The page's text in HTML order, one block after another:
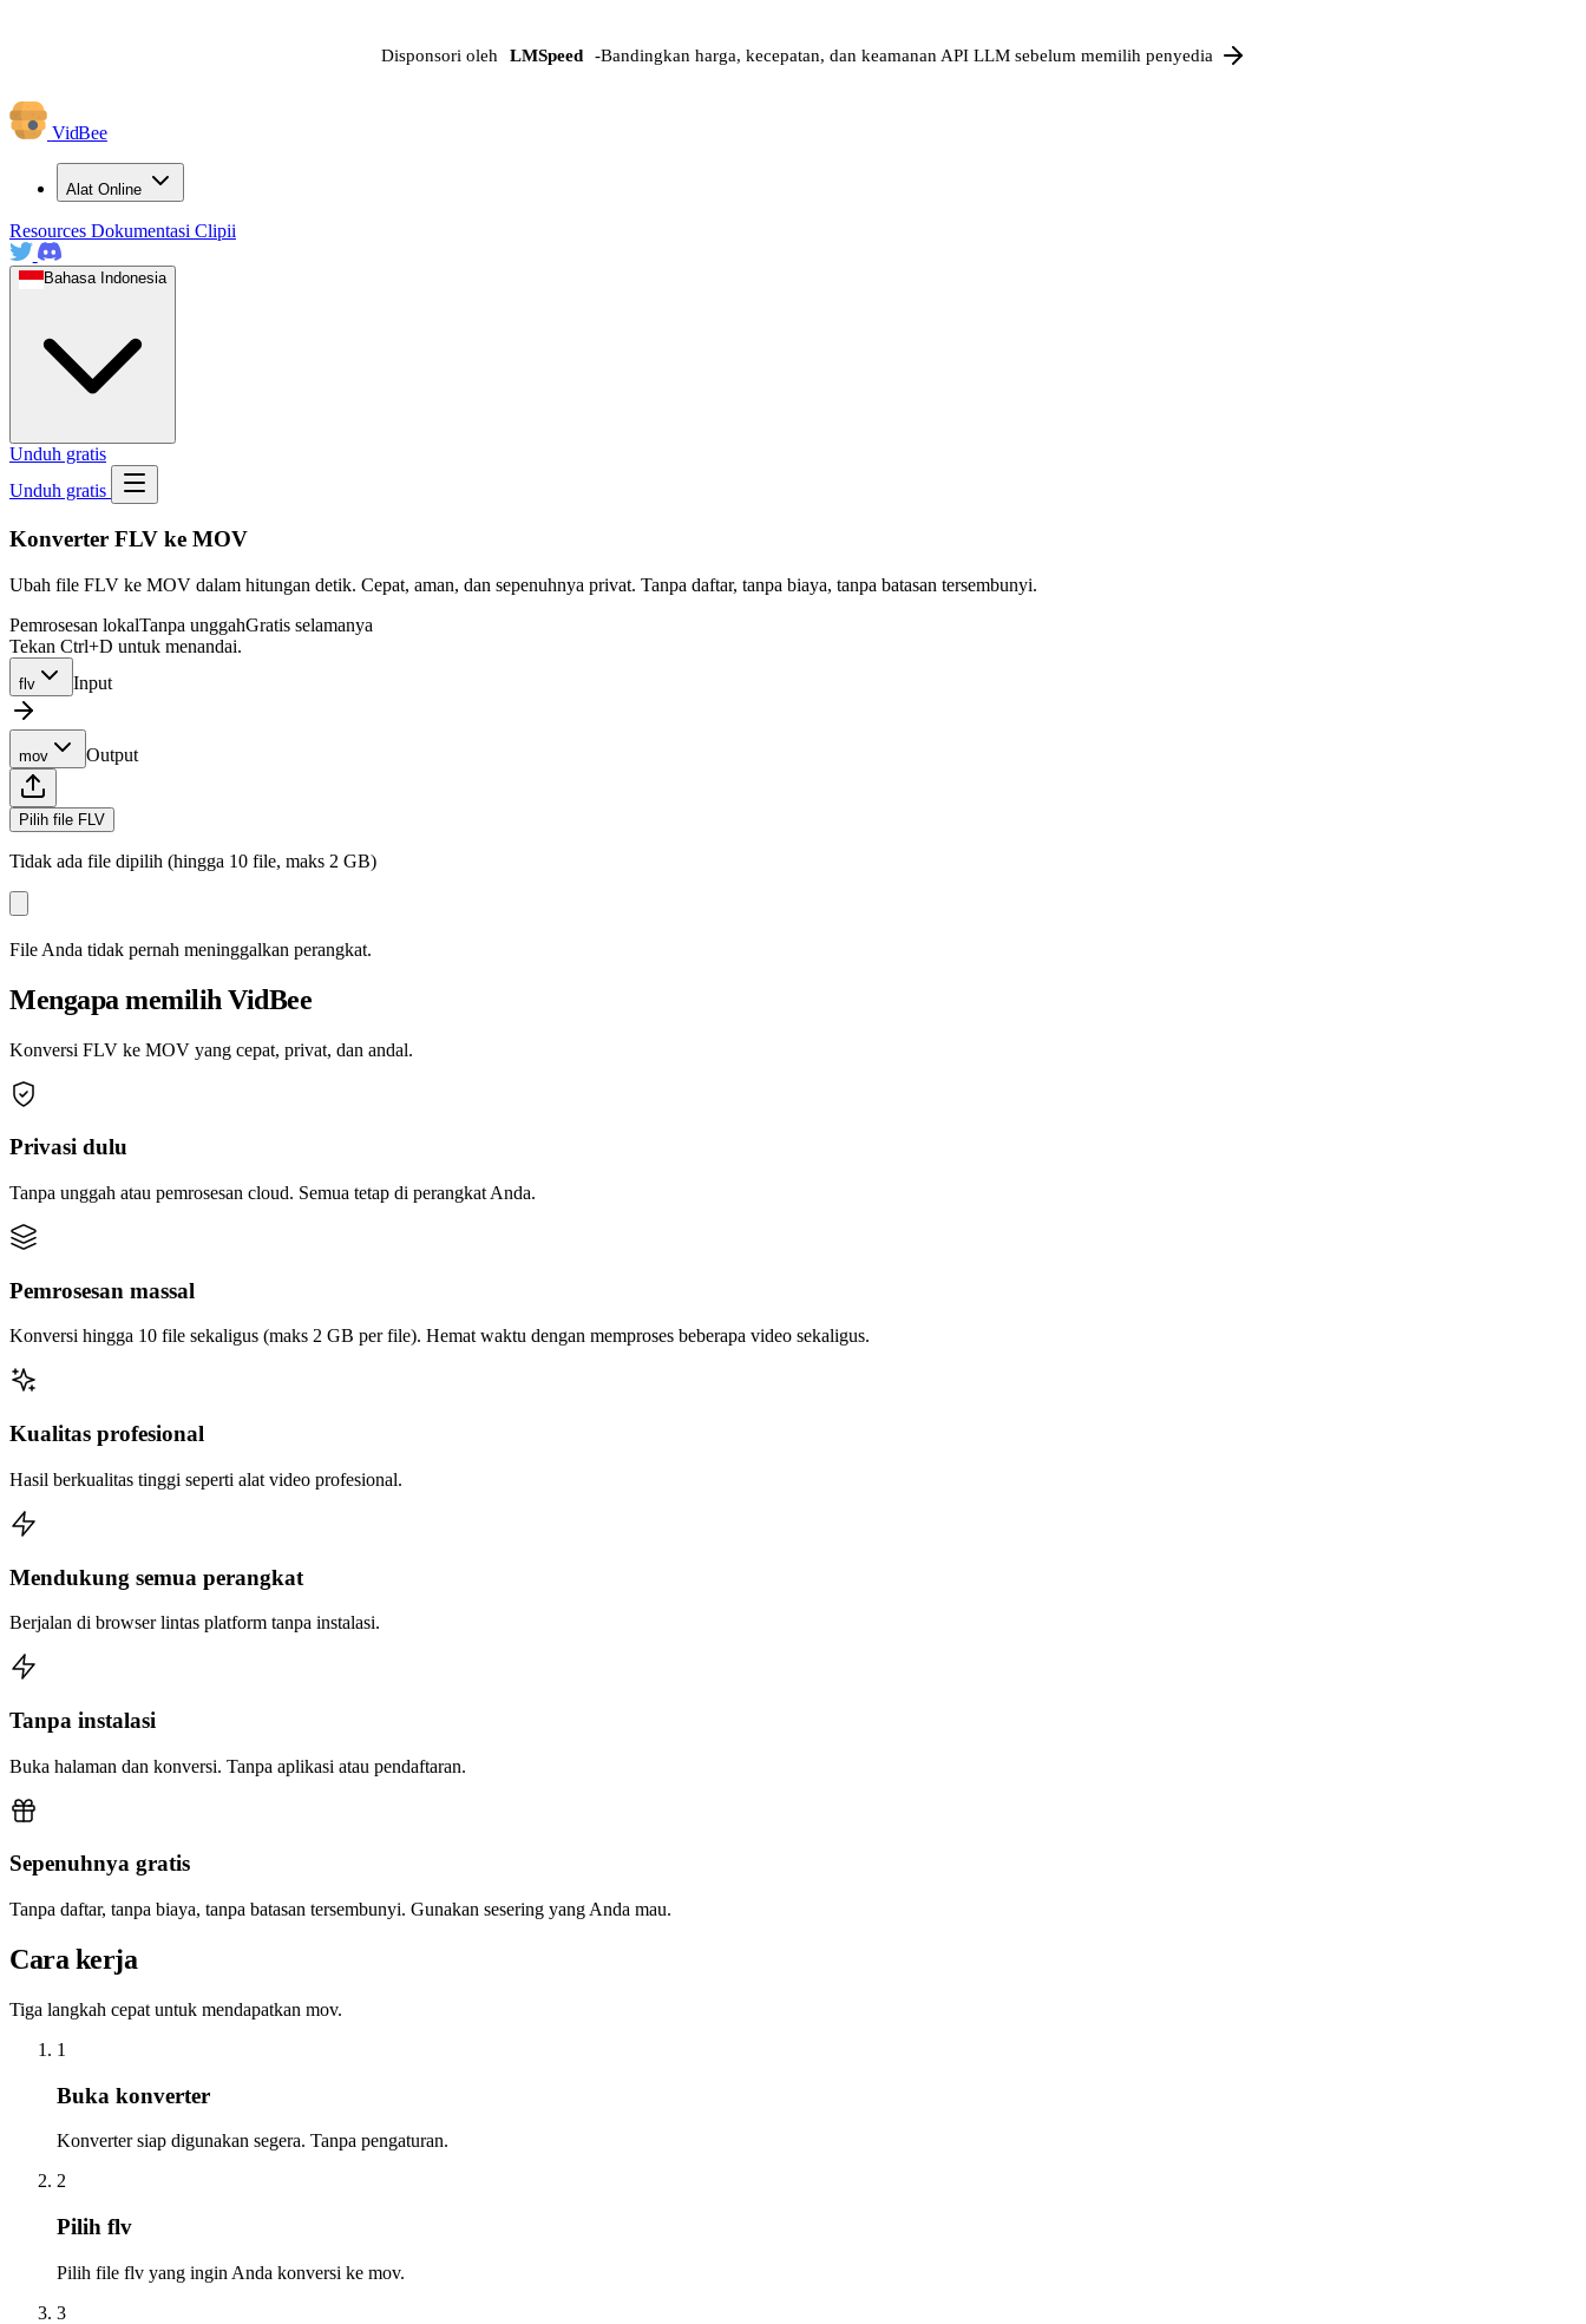
Disponsori oleh LMSpeed -Bandingkan harga, kecepatan, dan keamanan API LLM sebelum memilih penyedia
VidBee
Alat Online
Resources Dokumentasi Clipii
Bahasa Indonesia
Unduh gratis
Unduh gratis
Konverter FLV ke MOV
Ubah file FLV ke MOV dalam hitungan detik. Cepat, aman, dan sepenuhnya privat. Tanpa daftar, tanpa biaya, tanpa batasan tersembunyi.
Pemrosesan lokalTanpa unggahGratis selamanya
Tekan Ctrl+D untuk menandai.
flv Input
mov Output
Pilih file FLV
Tidak ada file dipilih (hingga 10 file, maks 2 GB)
File Anda tidak pernah meninggalkan perangkat.
Mengapa memilih VidBee
Konversi FLV ke MOV yang cepat, privat, dan andal.
Privasi dulu
Tanpa unggah atau pemrosesan cloud. Semua tetap di perangkat Anda.
Pemrosesan massal
Konversi hingga 10 file sekaligus (maks 2 GB per file). Hemat waktu dengan memproses beberapa video sekaligus.
Kualitas profesional
Hasil berkualitas tinggi seperti alat video profesional.
Mendukung semua perangkat
Berjalan di browser lintas platform tanpa instalasi.
Tanpa instalasi
Buka halaman dan konversi. Tanpa aplikasi atau pendaftaran.
Sepenuhnya gratis
Tanpa daftar, tanpa biaya, tanpa batasan tersembunyi. Gunakan sesering yang Anda mau.
Cara kerja
Tiga langkah cepat untuk mendapatkan mov.
1
Buka konverter
Konverter siap digunakan segera. Tanpa pengaturan.
2
Pilih flv
Pilih file flv yang ingin Anda konversi ke mov.
3